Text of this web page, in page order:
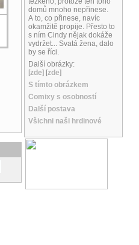
domů mnoho nepřinese.
A to, co přinese, navíc
okamžitě propije. Přesto to
s ním Cindy nějak dokáže
vydržet... Svatá žena, dalo
by se říci.
Další obrázky:
[zde] [zde]
S tímto obrázkem
Comixy s osobností
Další postava
Všichni naši hrdinové